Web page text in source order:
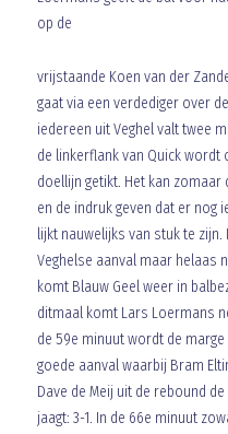
op de
vrijstaande Koen van der
gaat via een verdediger over
iedereen uit Veghel valt twee
de linkerflank van Quick wordt
doellijn getikt. Het kan
en de indruk geven dat er nog
lijkt nauwelijks van stuk te
Veghelse aanval maar helaas
komt Blauw Geel weer in
ditmaal komt Lars Loermans
de 59e minuut wordt de
goede aanval waarbij Bram
Dave de Meij uit de rebound
jaagt: 3-1. In de 66e minuut